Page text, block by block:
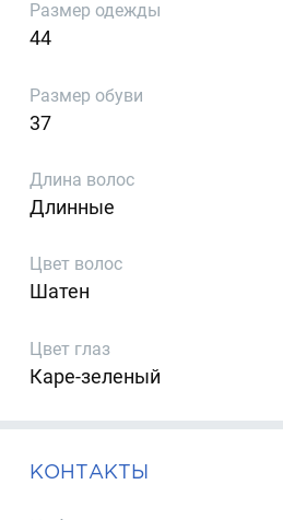
Размер одежды
44
Размер обуви
37
Длина волос
Длинные
Цвет волос
Шатен
Цвет глаз
Каре-зеленый
КОНТАКТЫ